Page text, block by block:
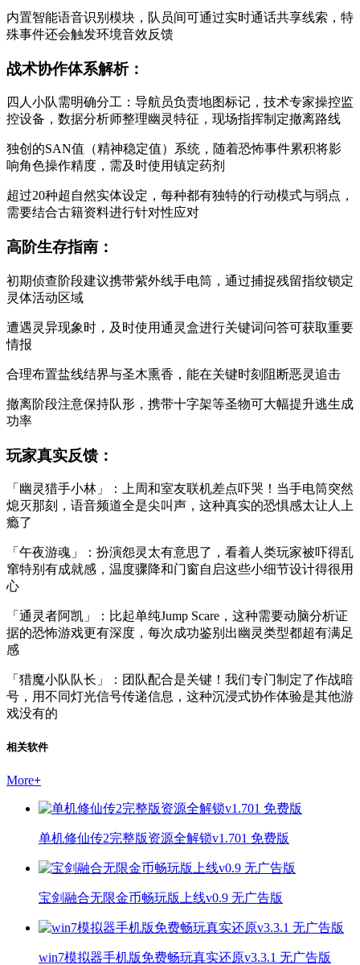
内置智能语音识别模块，队员间可通过实时通话共享线索，特
殊事件还会触发环境音效反馈
战术协作体系解析：
四人小队需明确分工：导航员负责地图标记，技术专家操控监
控设备，数据分析师整理幽灵特征，现场指挥制定撤离路线
独创的SAN值（精神稳定值）系统，随着恐怖事件累积将影
响角色操作精度，需及时使用镇定药剂
超过20种超自然实体设定，每种都有独特的行动模式与弱点，
需要结合古籍资料进行针对性应对
高阶生存指南：
初期侦查阶段建议携带紫外线手电筒，通过捕捉残留指纹锁定
灵体活动区域
遭遇灵异现象时，及时使用通灵盒进行关键词问答可获取重要
情报
合理布置盐线结界与圣木熏香，能在关键时刻阻断恶灵追击
撤离阶段注意保持队形，携带十字架等圣物可大幅提升逃生成
功率
玩家真实反馈：
「幽灵猎手小林」：上周和室友联机差点吓哭！当手电筒突然
熄灭那刻，语音频道全是尖叫声，这种真实的恐惧感太让人上
瘾了
「午夜游魂」：扮演怨灵太有意思了，看着人类玩家被吓得乱
窜特别有成就感，温度骤降和门窗自启这些小细节设计得很用
心
「通灵者阿凯」：比起单纯Jump Scare，这种需要动脑分析证
据的恐怖游戏更有深度，每次成功鉴别出幽灵类型都超有满足
感
「猎魔小队队长」：团队配合是关键！我们专门制定了作战暗
号，用不同灯光信号传递信息，这种沉浸式协作体验是其他游
戏没有的
相关软件
More+
单机修仙传2完整版资源全解锁v1.701 免费版
宝剑融合无限金币畅玩版上线v0.9 无广告版
win7模拟器手机版免费畅玩真实还原v3.3.1 无广告版